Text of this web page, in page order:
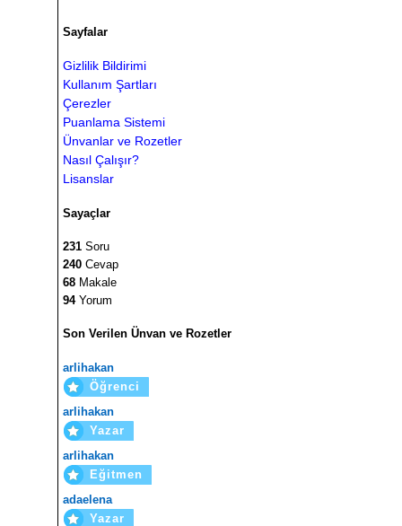
Sayfalar
Gizlilik Bildirimi
Kullanım Şartları
Çerezler
Puanlama Sistemi
Ünvanlar ve Rozetler
Nasıl Çalışır?
Lisanslar
Sayaçlar
231 Soru
240 Cevap
68 Makale
94Yorum
Son Verilen Ünvan ve Rozetler
arlihakan
Öğrenci
arlihakan
Yazar
arlihakan
Eğitmen
adaelena
Yazar